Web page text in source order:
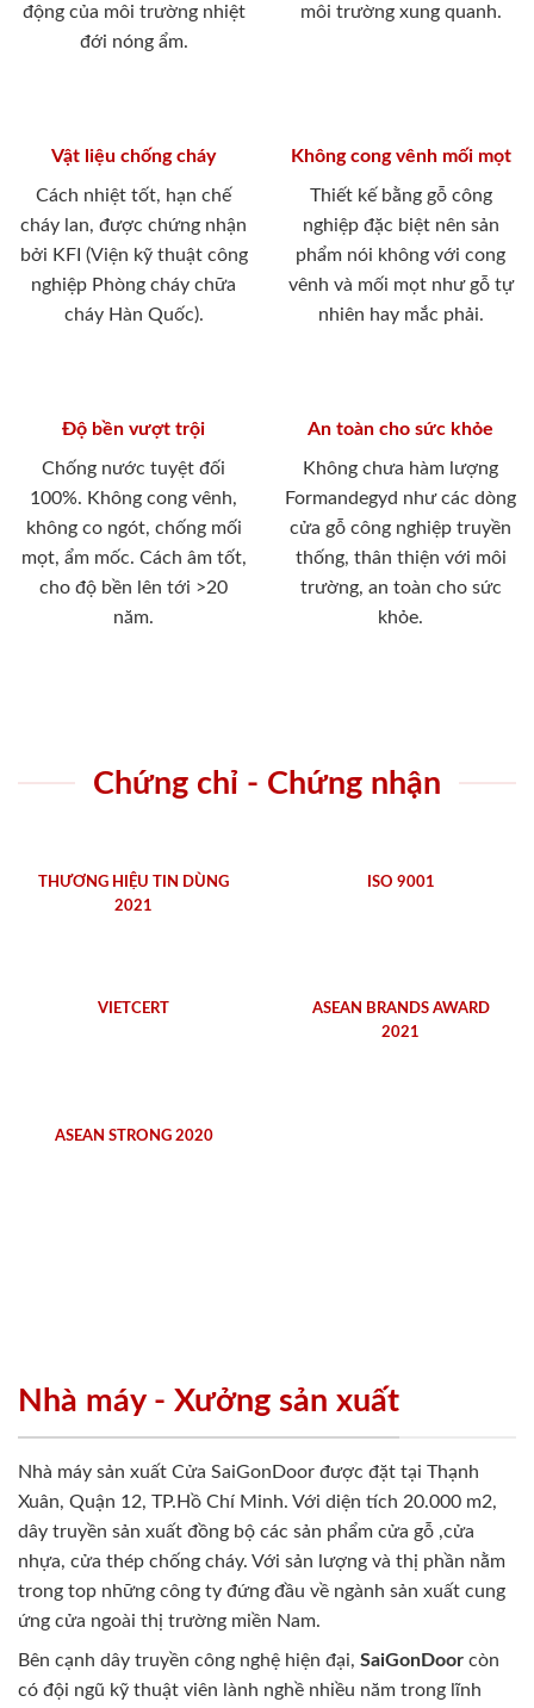
động của môi trường nhiệt
đới nóng ẩm.
môi trường xung quanh.
Vật liệu chống cháy
Cách nhiệt tốt, hạn chế
cháy lan, được chứng nhận
bởi KFI (Viện kỹ thuật công
nghiệp Phòng cháy chữa
cháy Hàn Quốc).
Không cong vênh mối mọt
Thiết kế bằng gỗ công
nghiệp đặc biệt nên sản
phẩm nói không với cong
vênh và mối mọt như gỗ tự
nhiên hay mắc phải.
Độ bền vượt trội
Chống nước tuyệt đối
100%. Không cong vênh,
không co ngót, chống mối
mọt, ẩm mốc. Cách âm tốt,
cho độ bền lên tới >20
năm.
An toàn cho sức khỏe
Không chưa hàm lượng
Formandegyd như các dòng
cửa gỗ công nghiệp truyền
thống, thân thiện với môi
trường, an toàn cho sức
khỏe.
Chứng chỉ - Chứng nhận
THƯƠNG HIỆU TIN DÙNG
2021
ISO 9001
VIETCERT
ASEAN BRANDS AWARD
2021
ASEAN STRONG 2020
Nhà máy - Xưởng sản xuất
Nhà máy sản xuất Cửa SaiGonDoor được đặt tại Thạnh
Xuân, Quận 12, TP.Hồ Chí Minh. Với diện tích 20.000 m2,
dây truyền sản xuất đồng bộ các sản phẩm cửa gỗ ,cửa
nhựa, cửa thép chống cháy. Với sản lượng và thị phần nằm
trong top những công ty đứng đầu về ngành sản xuất cung
ứng cửa ngoài thị trường miền Nam.
Bên cạnh dây truyền công nghệ hiện đại, SaiGonDoor còn
có đội ngũ kỹ thuật viên lành nghề nhiều năm trong lĩnh